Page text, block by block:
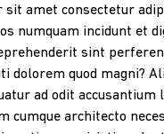
sit amet consectetur
numquam incidunt et
sint
dolorem quod magni?
ad odit accusantium
cumque architecto